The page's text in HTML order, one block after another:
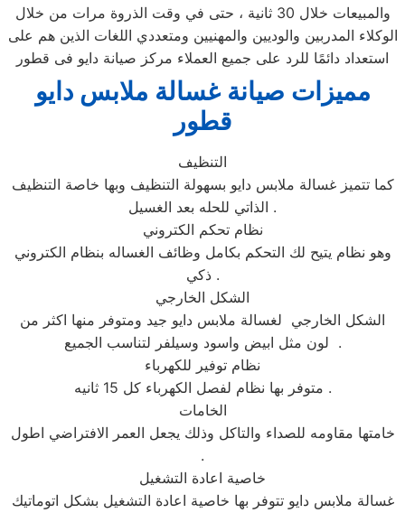
والمبيعات خلال 30 ثانية ، حتى في وقت الذروة مرات من خلال
الوكلاء المدربين والوديين والمهنيين ومتعددي اللغات الذين هم على
استعداد دائمًا للرد على جميع العملاء مركز صيانة دايو فى قطور
مميزات صيانة غسالة ملابس دايو
قطور
التنظيف
كما تتميز غسالة ملابس دايو بسهولة التنظيف وبها خاصة التنظيف
الذاتي للحله بعد الغسيل .
نظام تحكم الكتروني
وهو نظام يتيح لك التحكم بكامل وظائف الغساله بنظام الكتروني
ذكي .
الشكل الخارجي
الشكل الخارجي لغسالة ملابس دايو جيد ومتوفر منها اكثر من
لون مثل ابيض واسود وسيلفر لتناسب الجميع .
نظام توفير للكهرباء
متوفر بها نظام لفصل الكهرباء كل 15 ثانيه .
الخامات
خامتها مقاومه للصداء والتاكل وذلك يجعل العمر الافتراضي اطول
.
خاصية اعادة التشغيل
غسالة ملابس دايو تتوفر بها خاصية اعادة التشغيل بشكل اتوماتيك